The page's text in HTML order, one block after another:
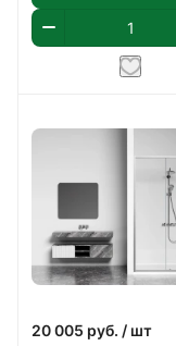
20 005 руб. / шт